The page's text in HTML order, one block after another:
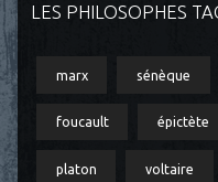
LES PHILOSOPHES
marx sénèque
foucault épictète
platon voltaire